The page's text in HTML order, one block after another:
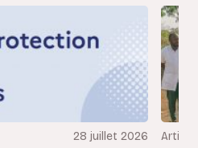
28 juillet 2026 Article